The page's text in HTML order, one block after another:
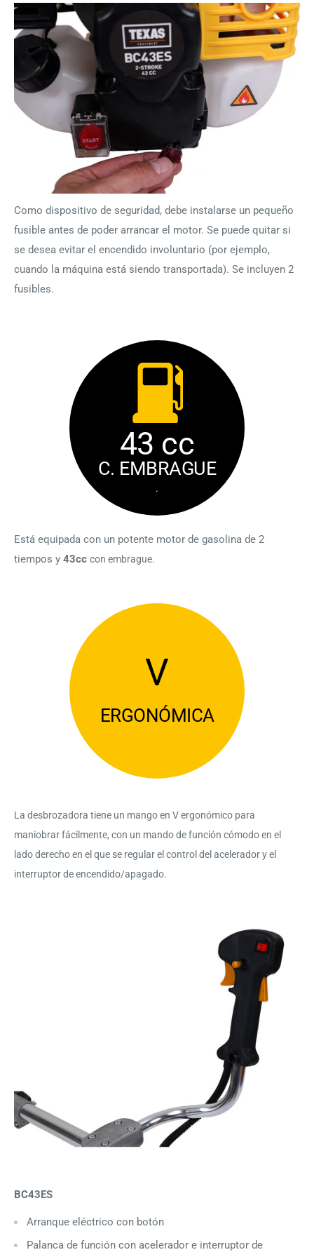
Como dispositivo de seguridad, debe instalarse un pequeño
fusible antes de poder arrancar el motor. Se puede quitar si
se desea evitar el encendido involuntario (por ejemplo,
cuando la máquina está siendo transportada). Se incluyen 2
fusibles.
43 cc
C. EMBRAGUE
.
Está equipada con un potente motor de gasolina de 2
tiempos y 43cc con embrague.
V
ERGONÓMICA
La desbrozadora tiene un mango en V ergonómico para
maniobrar fácilmente, con un mando de función cómodo en el
lado derecho en el que se regular el control del acelerador y el
interruptor de encendido/apagado.
BC43ES
Arranque eléctrico con botón
Palanca de función con acelerador e interruptor de